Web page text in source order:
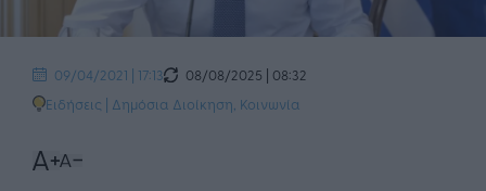
09/04/2021 | 17:13
08/08/2025 | 08:32
Ειδήσεις | Δημόσια Διοίκηση Κοινωνία